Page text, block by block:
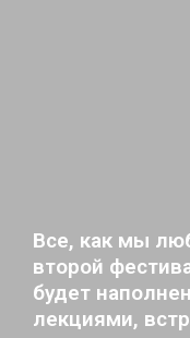
Все, как мы
второй
будет
лекциями,